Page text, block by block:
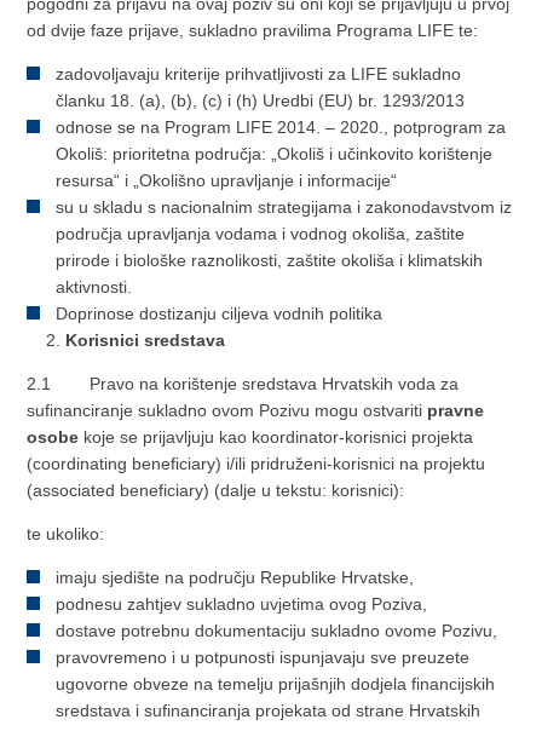
od dvije faze prijave, sukladno pravilima Programa LIFE te:
zadovoljavaju kriterije prihvatljivosti za LIFE sukladno
članku 18. (a), (b), (c) i (h) Uredbi (EU) br. 1293/2013
odnose se na Program LIFE 2014. – 2020., potprogram za
Okoliš: prioritetna područja: „Okoliš i učinkovito korištenje
resursa“ i „Okolišno upravljanje i informacije“
su u skladu s nacionalnim strategijama i zakonodavstvom iz
područja upravljanja vodama i vodnog okoliša, zaštite
prirode i biološke raznolikosti, zaštite okoliša i klimatskih
aktivnosti.
Doprinose dostizanju ciljeva vodnih politika
Korisnici sredstava
2.1 Pravo na korištenje sredstava Hrvatskih voda za
sufinanciranje sukladno ovom Pozivu mogu ostvariti pravne
osobe koje se prijavljuju kao koordinator-korisnici projekta
(coordinating beneficiary) i/ili pridruženi-korisnici na projektu
(associated beneficiary) (dalje u tekstu: korisnici):
te ukoliko:
imaju sjedište na području Republike Hrvatske,
podnesu zahtjev sukladno uvjetima ovog Poziva,
dostave potrebnu dokumentaciju sukladno ovome Pozivu,
pravovremeno i u potpunosti ispunjavaju sve preuzete
ugovorne obveze na temelju prijašnjih dodjela financijskih
sredstava i sufinanciranja projekata od strane Hrvatskih